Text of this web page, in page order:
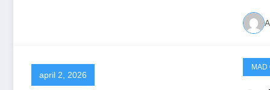
april 2, 2026
MAD